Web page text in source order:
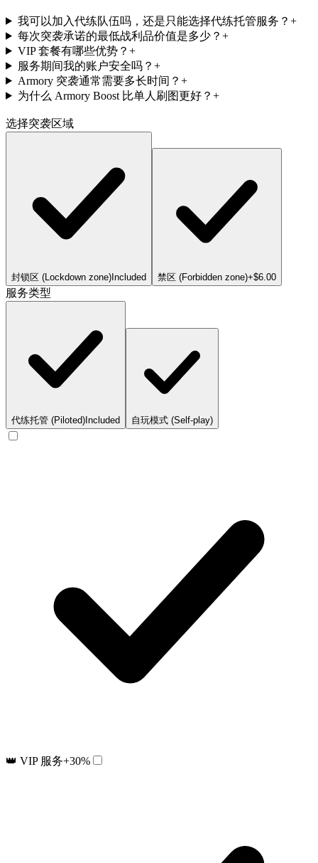
我可以加入代练队伍吗，还是只能选择代练托管服务？ +
每次突袭承诺的最低战利品价值是多少？ +
VIP 套餐有哪些优势？ +
服务期间我的账户安全吗？ +
Armory 突袭通常需要多长时间？ +
为什么 Armory Boost 比单人刷图更好？ +
选择突袭区域
封锁区 (Lockdown zone) Included 禁区 (Forbidden zone)+$6.00
服务类型
代练托管 (Piloted) Included 自玩模式 (Self-play)
👑 VIP 服务+30%